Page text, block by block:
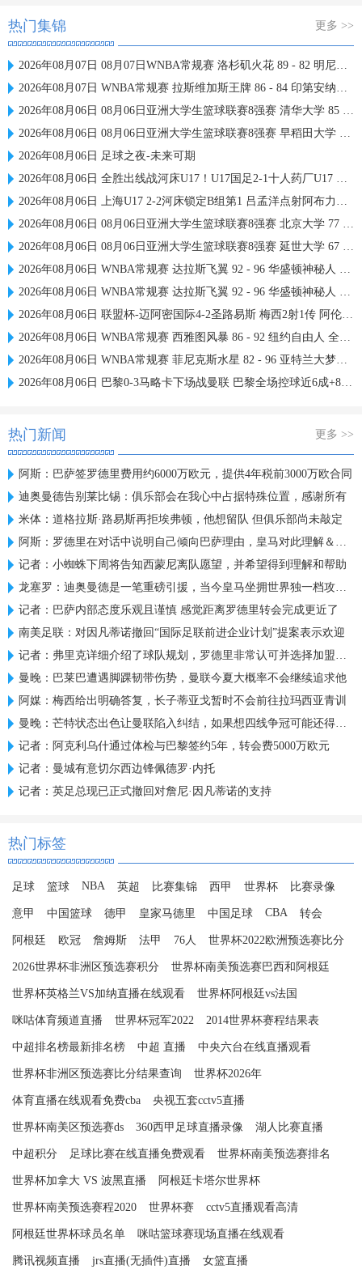
热门集锦 更多 >>
2026年08月07日 08月07日WNBA常规赛 洛杉矶火花 89 - 82 明尼苏达山猫 全场集锦
2026年08月07日 WNBA常规赛 拉斯维加斯王牌 86 - 84 印第安纳狂热 全场集锦
2026年08月06日 08月06日亚洲大学生篮球联赛8强赛 清华大学 85 - 81 菲律宾大学 集锦
2026年08月06日 08月06日亚洲大学生篮球联赛8强赛 早稻田大学 78 - 71 高丽大学 集锦
2026年08月06日 足球之夜-未来可期
2026年08月06日 全胜出线战河床U17！U17国足2-1十人药厂U17 赵松源登场1分钟传射
2026年08月06日 上海U17 2-2河床锁定B组第1 吕孟洋点射阿布力米破门 将战A组第2
2026年08月06日 08月06日亚洲大学生篮球联赛8强赛 北京大学 77 - 79 上海交通大学 集锦
2026年08月06日 08月06日亚洲大学生篮球联赛8强赛 延世大学 67 - 72 政治大学 集锦
2026年08月06日 WNBA常规赛 达拉斯飞翼 92 - 96 华盛顿神秘人 全场集锦
2026年08月06日 WNBA常规赛 达拉斯飞翼 92 - 96 华盛顿神秘人 全场集锦
2026年08月06日 联盟杯-迈阿密国际4-2圣路易斯 梅西2射1传 阿伦助攻戴帽
2026年08月06日 WNBA常规赛 西雅图风暴 86 - 92 纽约自由人 全场集锦
2026年08月06日 WNBA常规赛 菲尼克斯水星 82 - 96 亚特兰大梦想 全场集锦
2026年08月06日 巴黎0-3马略卡下场战曼联 巴黎全场控球近6成+8射3正未果
热门新闻 更多 >>
阿斯：巴萨签罗德里费用约6000万欧元，提供4年税前3000万欧合同
迪奥曼德告别莱比锡：俱乐部会在我心中占据特殊位置，感谢所有
米体：道格拉斯·路易斯再拒埃弗顿，他想留队 但俱乐部尚未敲定
阿斯：罗德里在对话中说明自己倾向巴萨理由，皇马对此理解＆祝好
记者：小蜘蛛下周将告知西蒙尼离队愿望，并希望得到理解和帮助
龙塞罗：迪奥曼德是一笔重磅引援，当今皇马坐拥世界独一档攻击线
记者：巴萨内部态度乐观且谨慎 感觉距离罗德里转会完成更近了
南美足联：对因凡蒂诺撤回“国际足联前进企业计划”提案表示欢迎
记者：弗里克详细介绍了球队规划，罗德里非常认可并选择加盟巴萨
曼晚：巴莱巴遭遇脚踝韧带伤势，曼联今夏大概率不会继续追求他
阿媒：梅西给出明确答复，长子蒂亚戈暂时不会前往拉玛西亚青训
曼晚：芒特状态出色让曼联陷入纠结，如果想四线争冠可能还得买人
记者：阿克利乌什通过体检与巴黎签约5年，转会费5000万欧元
记者：曼城有意切尔西边锋佩德罗·内托
记者：英足总现已正式撤回对詹尼·因凡蒂诺的支持
热门标签
足球 篮球 NBA 英超 比赛集锦 西甲 世界杯 比赛录像
意甲 中国篮球 德甲 皇家马德里 中国足球 CBA 转会
阿根廷 欧冠 詹姆斯 法甲 76人 世界杯2022欧洲预选赛比分
2026世界杯非洲区预选赛积分 世界杯南美预选赛巴西和阿根廷
世界杯英格兰VS加纳直播在线观看 世界杯阿根廷vs法国
咪咕体育频道直播 世界杯冠军2022 2014世界杯赛程结果表
中超排名榜最新排名榜 中超 直播 中央六台在线直播观看
世界杯非洲区预选赛比分结果查询 世界杯2026年
体育直播在线观看免费cba 央视五套cctv5直播
世界杯南美区预选赛ds 360西甲足球直播录像 湖人比赛直播
中超积分 足球比赛在线直播免费观看 世界杯南美预选赛排名
世界杯加拿大 VS 波黑直播 阿根廷卡塔尔世界杯
世界杯南美预选赛程2020 世界杯赛 cctv5直播观看高清
阿根廷世界杯球员名单 咪咕篮球赛现场直播在线观看
腾讯视频直播 jrs直播(无插件)直播 女篮直播